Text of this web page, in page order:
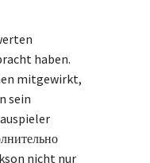
haben.
mitgewirkt,
sein
nicht nur